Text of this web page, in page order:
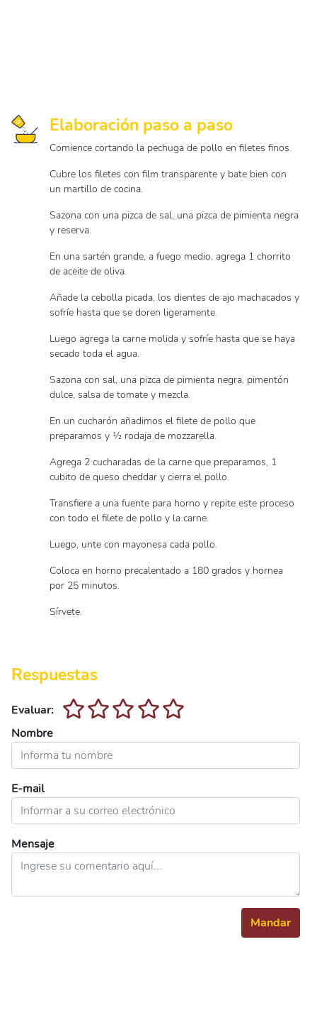
Elaboración paso a paso
Comience cortando la pechuga de pollo en filetes finos.
Cubre los filetes con film transparente y bate bien con
un martillo de cocina.
Sazona con una pizca de sal, una pizca de pimienta negra
y reserva.
En una sartén grande, a fuego medio, agrega 1 chorrito
de aceite de oliva.
Añade la cebolla picada, los dientes de ajo machacados y
sofríe hasta que se doren ligeramente.
Luego agrega la carne molida y sofríe hasta que se haya
secado toda el agua.
Sazona con sal, una pizca de pimienta negra, pimentón
dulce, salsa de tomate y mezcla.
En un cucharón añadimos el filete de pollo que
preparamos y ½ rodaja de mozzarella.
Agrega 2 cucharadas de la carne que preparamos, 1
cubito de queso cheddar y cierra el pollo.
Transfiere a una fuente para horno y repite este proceso
con todo el filete de pollo y la carne.
Luego, unte con mayonesa cada pollo.
Coloca en horno precalentado a 180 grados y hornea
por 25 minutos.
Sírvete.
Respuestas
Evaluar:
Nombre
E-mail
Mensaje
Mandar